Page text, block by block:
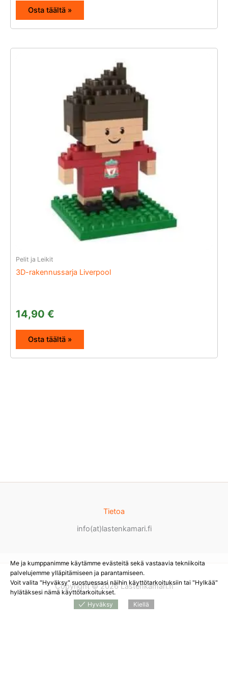
Osta täältä »
Pelit ja Leikit
3D-rakennussarja Liverpool
14,90 €
Osta täältä »
Tietoa
info(at)lastenkamari.fi
Copyright © 2026 Lastenkamari.fi
Me ja kumppanimme käytämme evästeitä sekä vastaavia tekniikoita
palvelujemme ylläpitämiseen ja parantamiseen.
Voit valita "Hyväksy" suostuessasi näihin käyttötarkoituksiin tai "Hylkää"
hylätäksesi nämä käyttötarkoitukset.
Hyväksy
Kiellä